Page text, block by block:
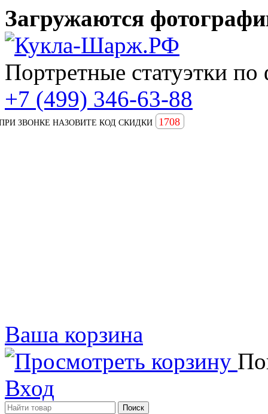
Загружаются
Портретные статуэтки по
+7 (499) 346-63-88
ЗВОНКЕ НАЗОВИТЕ КОД СКИДКИ 1708
Ваша корзина
Вход